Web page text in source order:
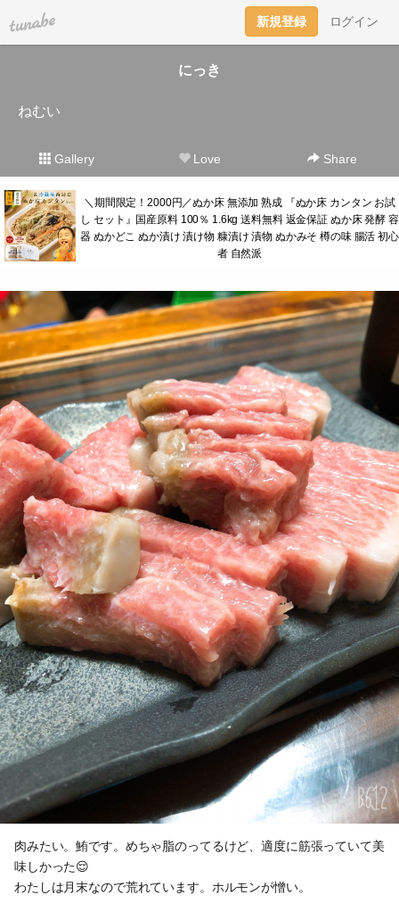
tuna.be 新規登録 ログイン
にっき
ねむい
Gallery Love Share
＼期間限定！2000円／ぬか床 無添加 熟成 『ぬか床 カンタン お試
し セット』国産原料 100％ 1.6kg 送料無料 返金保証 ぬか床 発酵 容
器 ぬかどこ ぬか漬け 漬け物 糠漬け 漬物 ぬかみそ 樽の味 腸活 初心
者 自然派
肉みたい。鮪です。めちゃ脂のってるけど、適度に筋張っていて美
味しかった😌
わたしは月末なので荒れています。ホルモンが憎い。